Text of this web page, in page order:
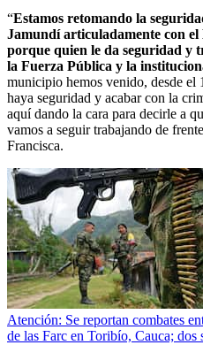
“Estamos retomando la
Jamundí articuladamente con
porque quien le da seguridad y
la Fuerza Pública y la
municipio hemos venido, desde el
haya seguridad y acabar con la
aquí dando la cara para decirle a
vamos a seguir trabajando de
Francisca.
Atención: Se reportan combates
de las Farc en Toribío, Cauca; dos